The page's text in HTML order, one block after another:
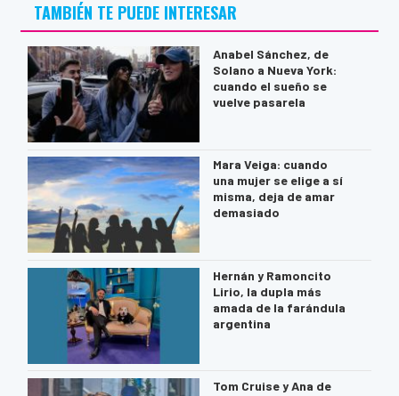
TAMBIÉN TE PUEDE INTERESAR
Anabel Sánchez, de
Solano a Nueva York:
cuando el sueño se
vuelve pasarela
Mara Veiga: cuando
una mujer se elige a sí
misma, deja de amar
demasiado
Hernán y Ramoncito
Lirio, la dupla más
amada de la farándula
argentina
Tom Cruise y Ana de